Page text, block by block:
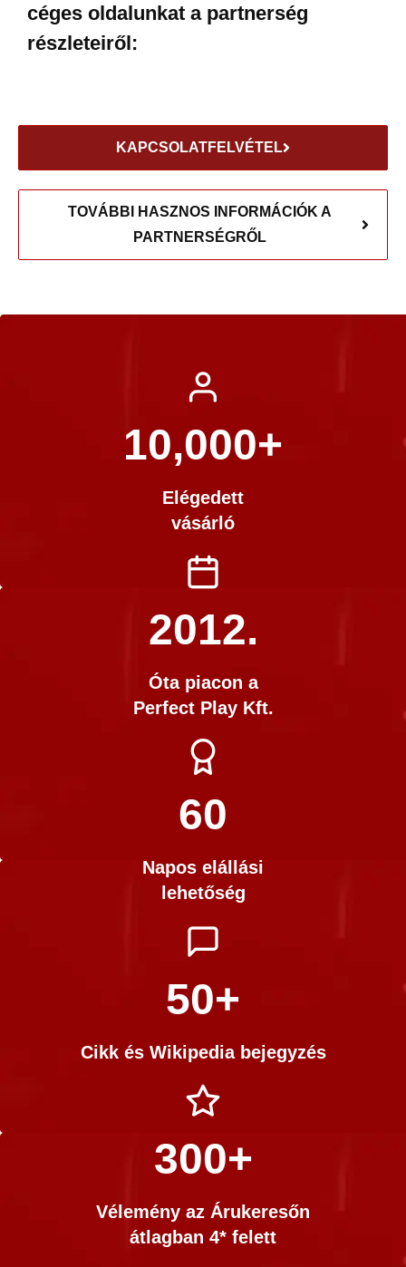
céges oldalunkat a partnerség
részleteiről:
KAPCSOLATFELVÉTEL
TOVÁBBI HASZNOS INFORMÁCIÓK A
PARTNERSÉGRŐL
10,000+​
Elégedett
vásárló
2012.
Óta piacon a
Perfect Play Kft.
60
Napos elállási
lehetőség
50+
Cikk és Wikipedia bejegyzés
300+
Vélemény az Árukeresőn
átlagban 4* felett